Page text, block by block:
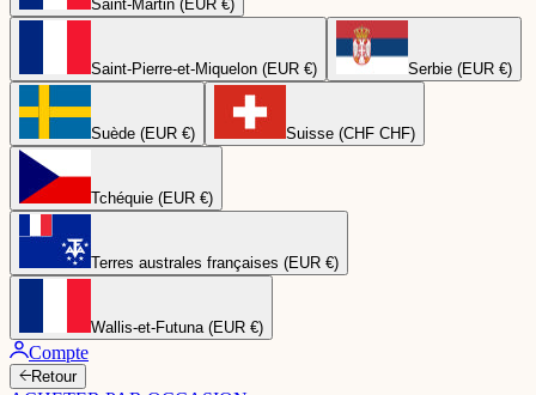
Saint-Martin (EUR €)
Saint-Pierre-et-Miquelon (EUR €) Serbie (EUR €)
Suède (EUR €) Suisse (CHF CHF)
Tchéquie (EUR €)
Terres australes françaises (EUR €)
Wallis-et-Futuna (EUR €)
Compte
Retour